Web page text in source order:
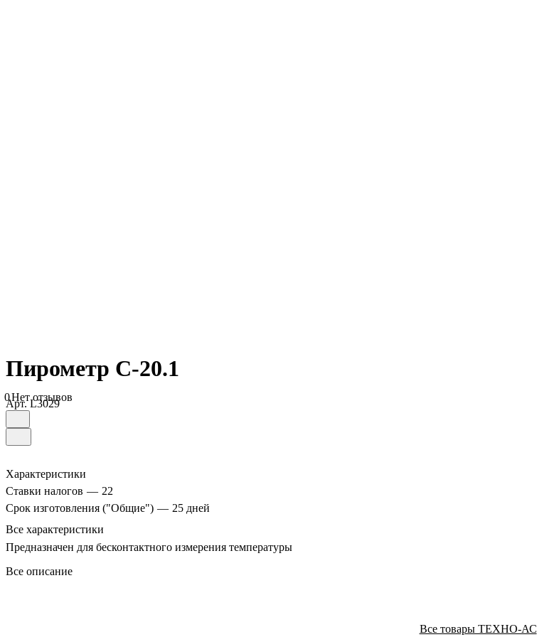
Пирометр C-20.1
0Нет отзывов
Арт.L3029
Характеристики
Ставки налогов — 22
Срок изготовления ("Общие") — 25 дней
Все характеристики
Предназначен для бесконтактного измерения температуры
Все описание
Все товары ТЕХНО-АС